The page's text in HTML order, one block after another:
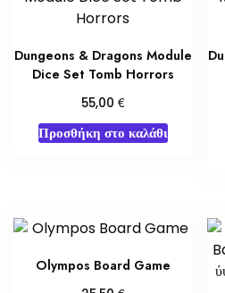
Dungeons & Dragons Module
Dice Set Tomb Horrors
55,00 €
Προσθήκη στο καλάθι
Olympos Board Game